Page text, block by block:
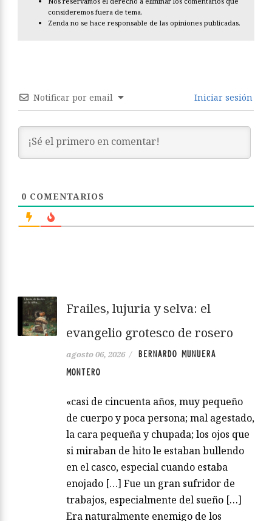
consideremos fuera de tema.
Zenda no se hace responsable de las opiniones publicadas.
Notificar por email Iniciar sesión
0 COMENTARIOS
Frailes, lujuria y selva: el
evangelio grotesco de rosero
agosto 06, 2026 /
BERNARDO MUNUERA
MONTERO
«casi de cincuenta años, muy pequeño
de cuerpo y poca persona; mal agestado,
la cara pequeña y chupada; los ojos que
si miraban de hito le estaban bullendo
en el casco, especial cuando estaba
enojado […] Fue un gran sufridor de
trabajos, especialmente del sueño […]
Era naturalmente enemigo de los